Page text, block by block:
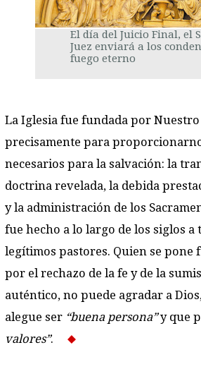
El día del Juicio Final, el
Juez enviará a los
fuego eterno
La Iglesia fue fundada por Nuestro
precisamente para
necesarios para la salvación: la
doctrina revelada, la debida
y la administración de los
fue hecho a lo largo de los siglos a
legítimos pastores. Quien se pone
por el rechazo de la fe y de la
auténtico, no puede agradar a
alegue ser “buena persona”y que
valores”.